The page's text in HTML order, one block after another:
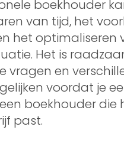
boekhouder
van tijd, het
het optimaliseren
Het is
vragen en
voordat je
boekhouder die
past.